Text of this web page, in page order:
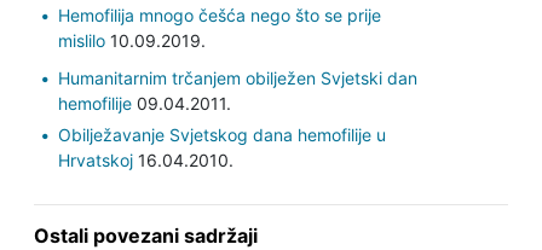
Hemofilija mnogo češća nego što se prije
mislilo10.09.2019.
Humanitarnim trčanjem obilježen Svjetski dan
hemofilije09.04.2011.
Obilježavanje Svjetskog dana hemofilije u
Hrvatskoj16.04.2010.
Ostali povezani sadržaji